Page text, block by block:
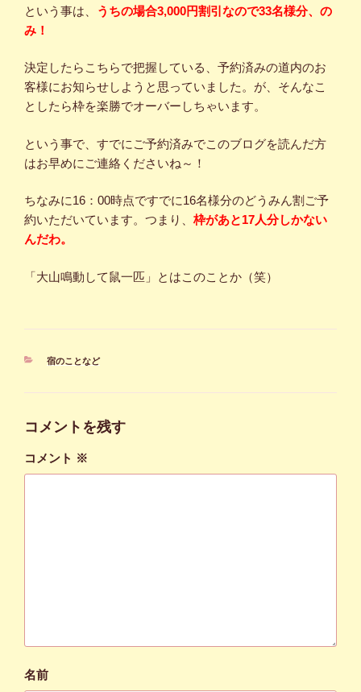
という事は、
うちの場合3,000円割引なので33名様分、の
み！
決定したらこちらで把握している、予約済みの道内のお
客様にお知らせしようと思っていました。が、そんなこ
としたら枠を楽勝でオーバーしちゃいます。
という事で、すでにご予約済みでこのブログを読んだ方
はお早めにご連絡くださいね～！
ちなみに16：00時点ですでに16名様分のどうみん割ご予
約いただいています。つまり、 枠があと17人分しかない
んだわ。
「大山鳴動して鼠一匹」とはこのことか（笑）
カ
宿のことなど
コメントを残す
コメント ※
名前